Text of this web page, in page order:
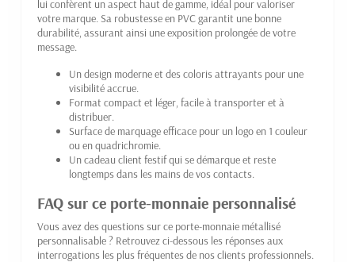
lui confèrent un aspect haut de gamme, idéal pour valoriser
votre marque. Sa robustesse en PVC garantit une bonne
durabilité, assurant ainsi une exposition prolongée de votre
message.
Un design moderne et des coloris attrayants pour une
visibilité accrue.
Format compact et léger, facile à transporter et à
distribuer.
Surface de marquage efficace pour un logo en 1 couleur
ou en quadrichromie.
Un cadeau client festif qui se démarque et reste
longtemps dans les mains de vos contacts.
FAQ sur ce porte-monnaie personnalisé
Vous avez des questions sur ce porte-monnaie métallisé
personnalisable ? Retrouvez ci-dessous les réponses aux
interrogations les plus fréquentes de nos clients professionnels.